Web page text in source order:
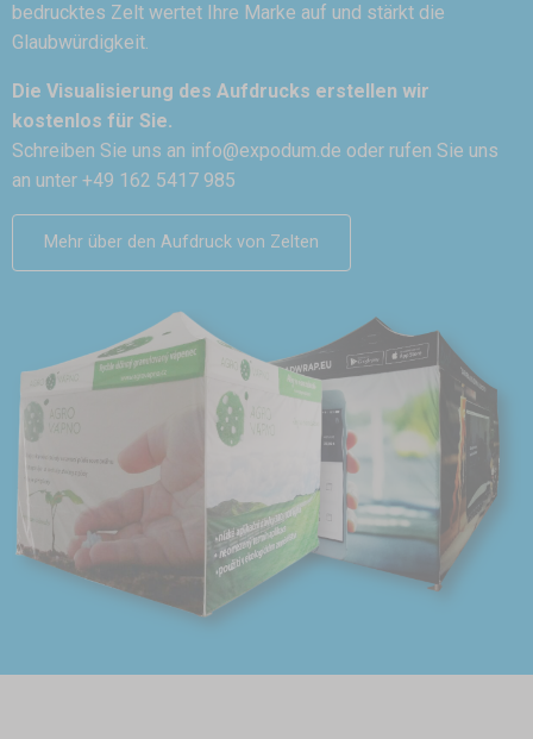
bedrucktes Zelt wertet Ihre Marke auf und stärkt die
Glaubwürdigkeit.
Die Visualisierung des Aufdrucks erstellen wir
kostenlos für Sie.
Schreiben Sie uns an info@expodum.de oder rufen Sie uns
an unter +49 162 5417 985
Mehr über den Aufdruck von Zelten